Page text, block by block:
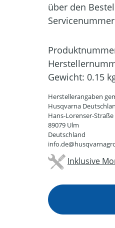
über den
Gewicht: 0.15
Herstellerangaben
Husqvarna
Hans-Lorenser-Straße
89079 Ulm
Deutschland
Inklusive